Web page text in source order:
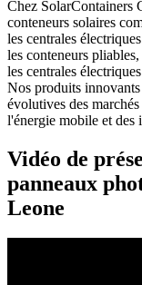
Chez SolarContainers
conteneurs solaires
les centrales
les conteneurs
les centrales
Nos produits
évolutives des
l'énergie mobile et des
Vidéo de
panneaux
Leone